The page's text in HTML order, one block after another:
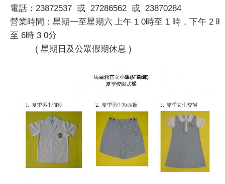
電話： 23872537 或 27286562 或 23870284
營業時間：星期一至星期六 上午 1 0時至 1 時，下午 2 時
至 6時 3 0分
( 星期日及公眾假期休息 )